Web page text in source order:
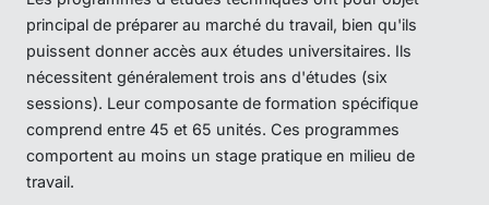
principal de préparer au marché du travail, bien qu'ils
puissent donner accès aux études universitaires. Ils
nécessitent généralement trois ans d'études (six
sessions). Leur composante de formation spécifique
comprend entre 45 et 65 unités. Ces programmes
comportent au moins un stage pratique en milieu de
travail.